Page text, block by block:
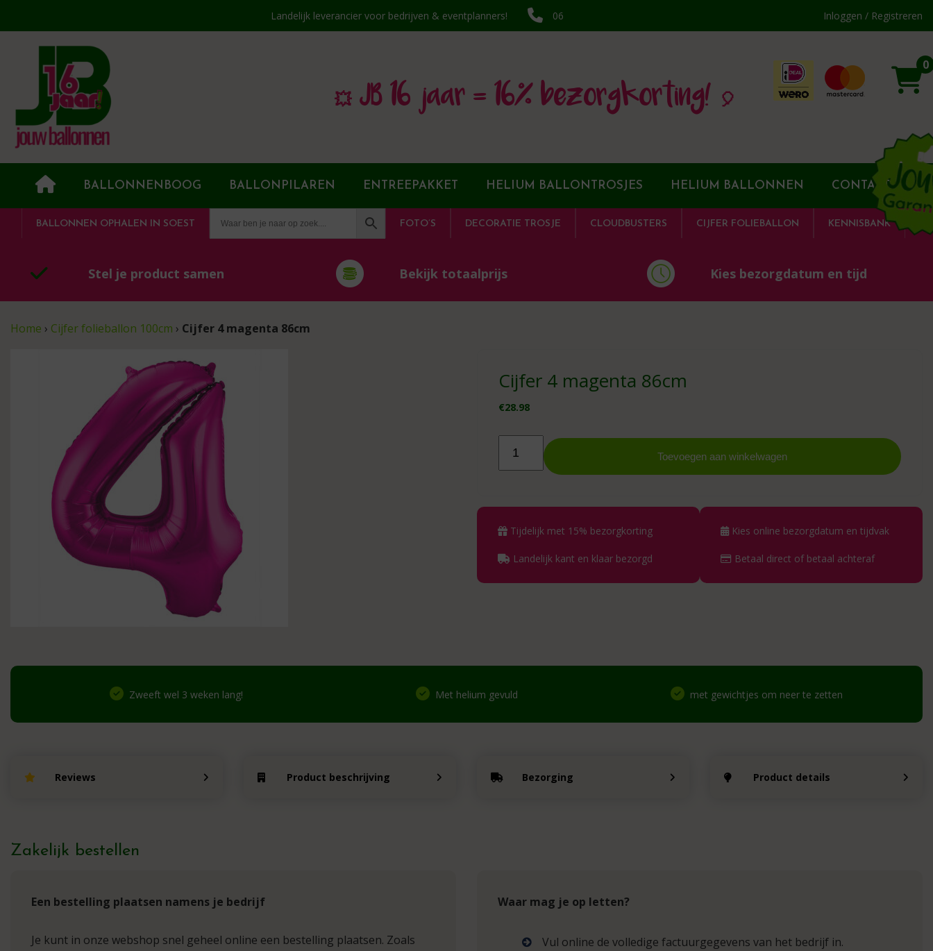
Landelijk leverancier voor bedrijven & eventplanners! 06 Inloggen / Registreren
💥 JB 16 jaar = 16% bezorgkorting! 🎈
0
BALLONNENBOOG BALLONPILAREN ENTREEPAKKET HELIUM BALLONTROSJES HELIUM BALLONNEN CONTACT
BALLONNEN OPHALEN IN SOEST FOTO’S DECORATIE TROSJE CLOUDBUSTERS CIJFER FOLIEBALLON KENNISBANK
Stel je product samen Bekijk totaalprijs Kies bezorgdatum en tijd
Home › Cijfer folieballon 100cm › Cijfer 4 magenta 86cm
Cijfer 4 magenta 86cm
€28.98
magenta
Toevoegen aan winkelwagen
Tijdelijk met 15% bezorgkorting
Landelijk kant en klaar bezorgd
Kies online bezorgdatum en tijdvak
Betaal direct of betaal achteraf
Zweeft wel 3 weken lang! Met helium gevuld met gewichtjes om neer te zetten
Reviews Product beschrijving Bezorging Product details
Zakelijk bestellen
Een bestelling plaatsen namens je bedrijf
Je kunt in onze webshop snel geheel online een bestelling plaatsen. Zoals
Waar mag je op letten?
Vul online de volledige factuurgegevens van het bedrijf in.